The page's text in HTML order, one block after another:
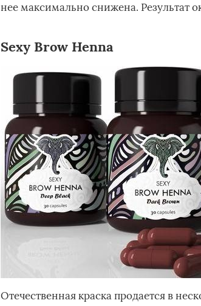
нее максимально снижена. Результат
Sexy Brow Henna
Отечественная краска продается в